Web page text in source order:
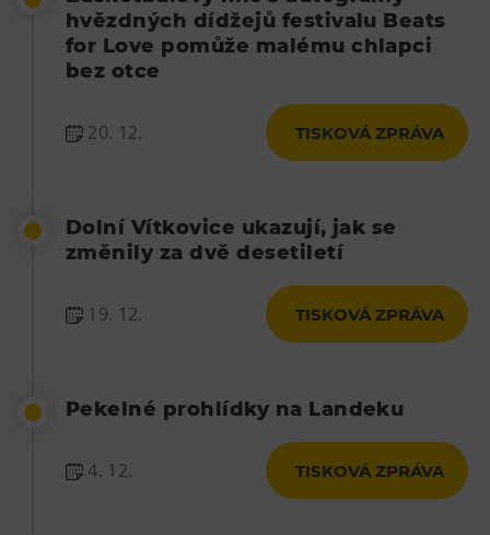
Hornické muzeum
Občerstvení
Kavárna Velký Svět techniky
PECKA DOV
Restaurace VP ART
CØKAFE Dolní Vítkovice
Hotel VP1
hvězdných dídžejů festivalu Beats
for Love pomůže malému chlapci
bez otce
20. 12. TISKOVÁ ZPRÁVA
Dolní Vítkovice ukazují, jak se
změnily za dvě desetiletí
19. 12. TISKOVÁ ZPRÁVA
Pekelné prohlídky na Landeku
4. 12. TISKOVÁ ZPRÁVA